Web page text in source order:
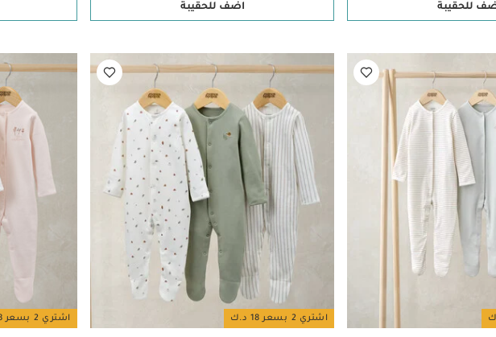
للحقيبة اضف للحقيبة
اشتري 2 بسعر 18 د.ك اشتري 2 بسعر 18 د.ك